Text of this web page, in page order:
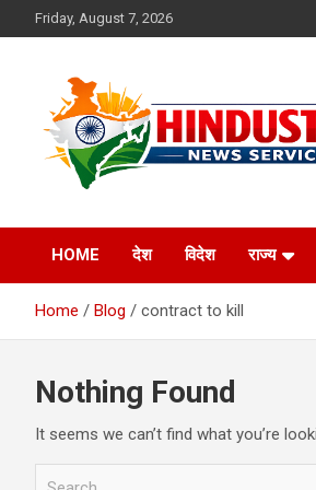
to
Friday, August 7, 2026
Hindustan
Service
HOME देश विदेश राज्य
Home Blog contract to kill
Nothing Found
It seems we can’t find what you’re